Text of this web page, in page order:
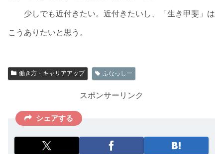
少しでも近付きたい。近付きたいし、「生き甲斐」は
こうありたいと思う。
働き方・キャリアアップ ふなっしー
スポンサーリンク
シェアする